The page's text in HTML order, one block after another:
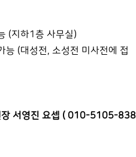
(지하1층 사무실)
능 (대성전, 소성전 미사전에 접
장 서영진 요셉 ( 010-5105-838